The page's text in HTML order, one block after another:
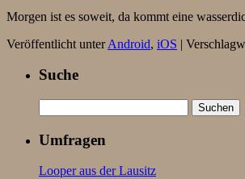
Morgen ist es soweit, da kommt eine
Veröffentlicht unter Android, iOS |
Suche
Umfragen
Looper aus der Lausitz